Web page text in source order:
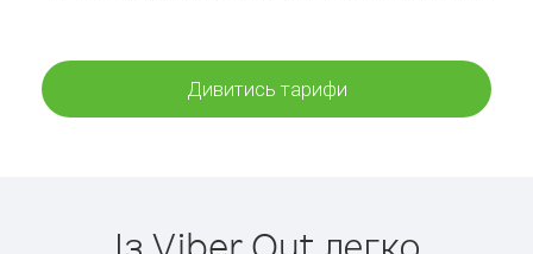
Дивитись тарифи